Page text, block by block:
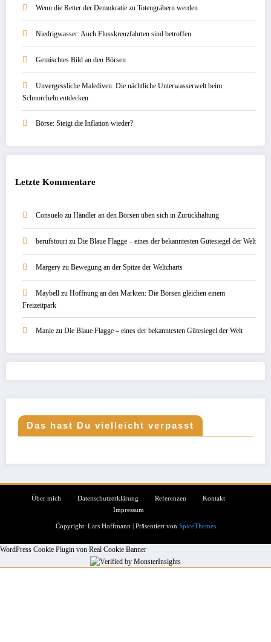
Wenn die Retter der Demokratie zu Totengräbern werden
Niedrigwasser: Auch Flusskreuzfahrten sind betroffen
Gemischtes Bild an den Börsen
Unvergessliche Malediven: Die nächtliche Unterwasserwelt beim
Schnorcheln entdecken
Börse: Steigt die Inflation wieder?
Letzte Kommentare
Consuelo zu Händler an den Börsen üben sich in Zurückhaltung
berufstouri zu Die Blaue Flagge – eines der bekanntesten Gütesiegel der Welt
Margery zu Bewegung an der Spitze der Weltcharts
Maybell zu Hoffnung an den Märkten: Die Börsen gleichen einem
Freizeitpark
Manie zu Die Blaue Flagge – eines der bekanntesten Gütesiegel der Welt
Das hast Du vielleicht verpasst
Über mich Datenschutzerklärung Referenzen
Kontakt
Impressum
Copyright: Lars Hoffmann | Präsentiert von SpiceThemes
WordPress Cookie Plugin von Real Cookie Banner